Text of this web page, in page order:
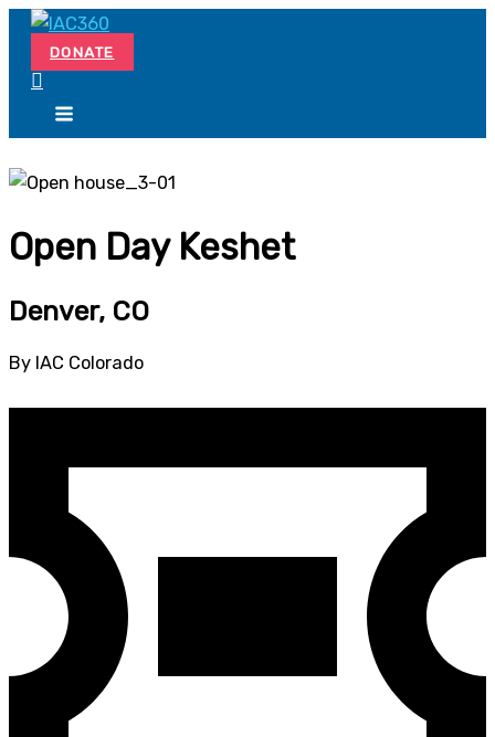
Skip
content
DONATE
Open Day Keshet
Denver, CO
By IAC Colorado
Search...